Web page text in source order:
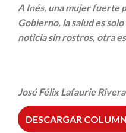
A Inés, una mujer fuerte
Gobierno, la salud es
noticia sin rostros, otra
José Félix Lafaurie Rivera
DESCARGAR